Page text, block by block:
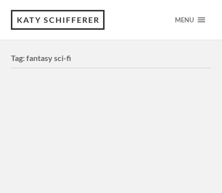
KATY SCHIFFERER MENU
Tag:fantasy sci-fi